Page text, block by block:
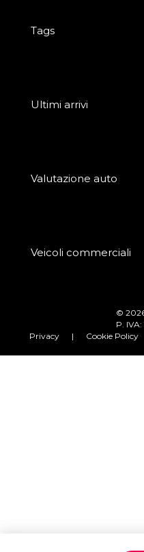
Tags
Ultimi arrivi
Valutazione auto
Veicoli commerciali
© 2026
P. IVA:
Privacy
| Cookie Policy